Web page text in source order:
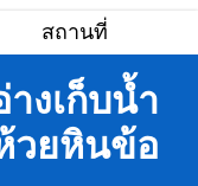
สถานที่
างเก็บน้ำ
วยหินข้อ